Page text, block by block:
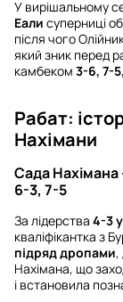
У вирішальному
Еали суперниці
після чого
який зник перед
камбеком 3-6, 7-
Рабат:
Нахімани
Сада Нахімана
6-3, 7-5
За лідерства 4-3
кваліфікантка з
підряд дропами,
Нахімана, що
і встановила